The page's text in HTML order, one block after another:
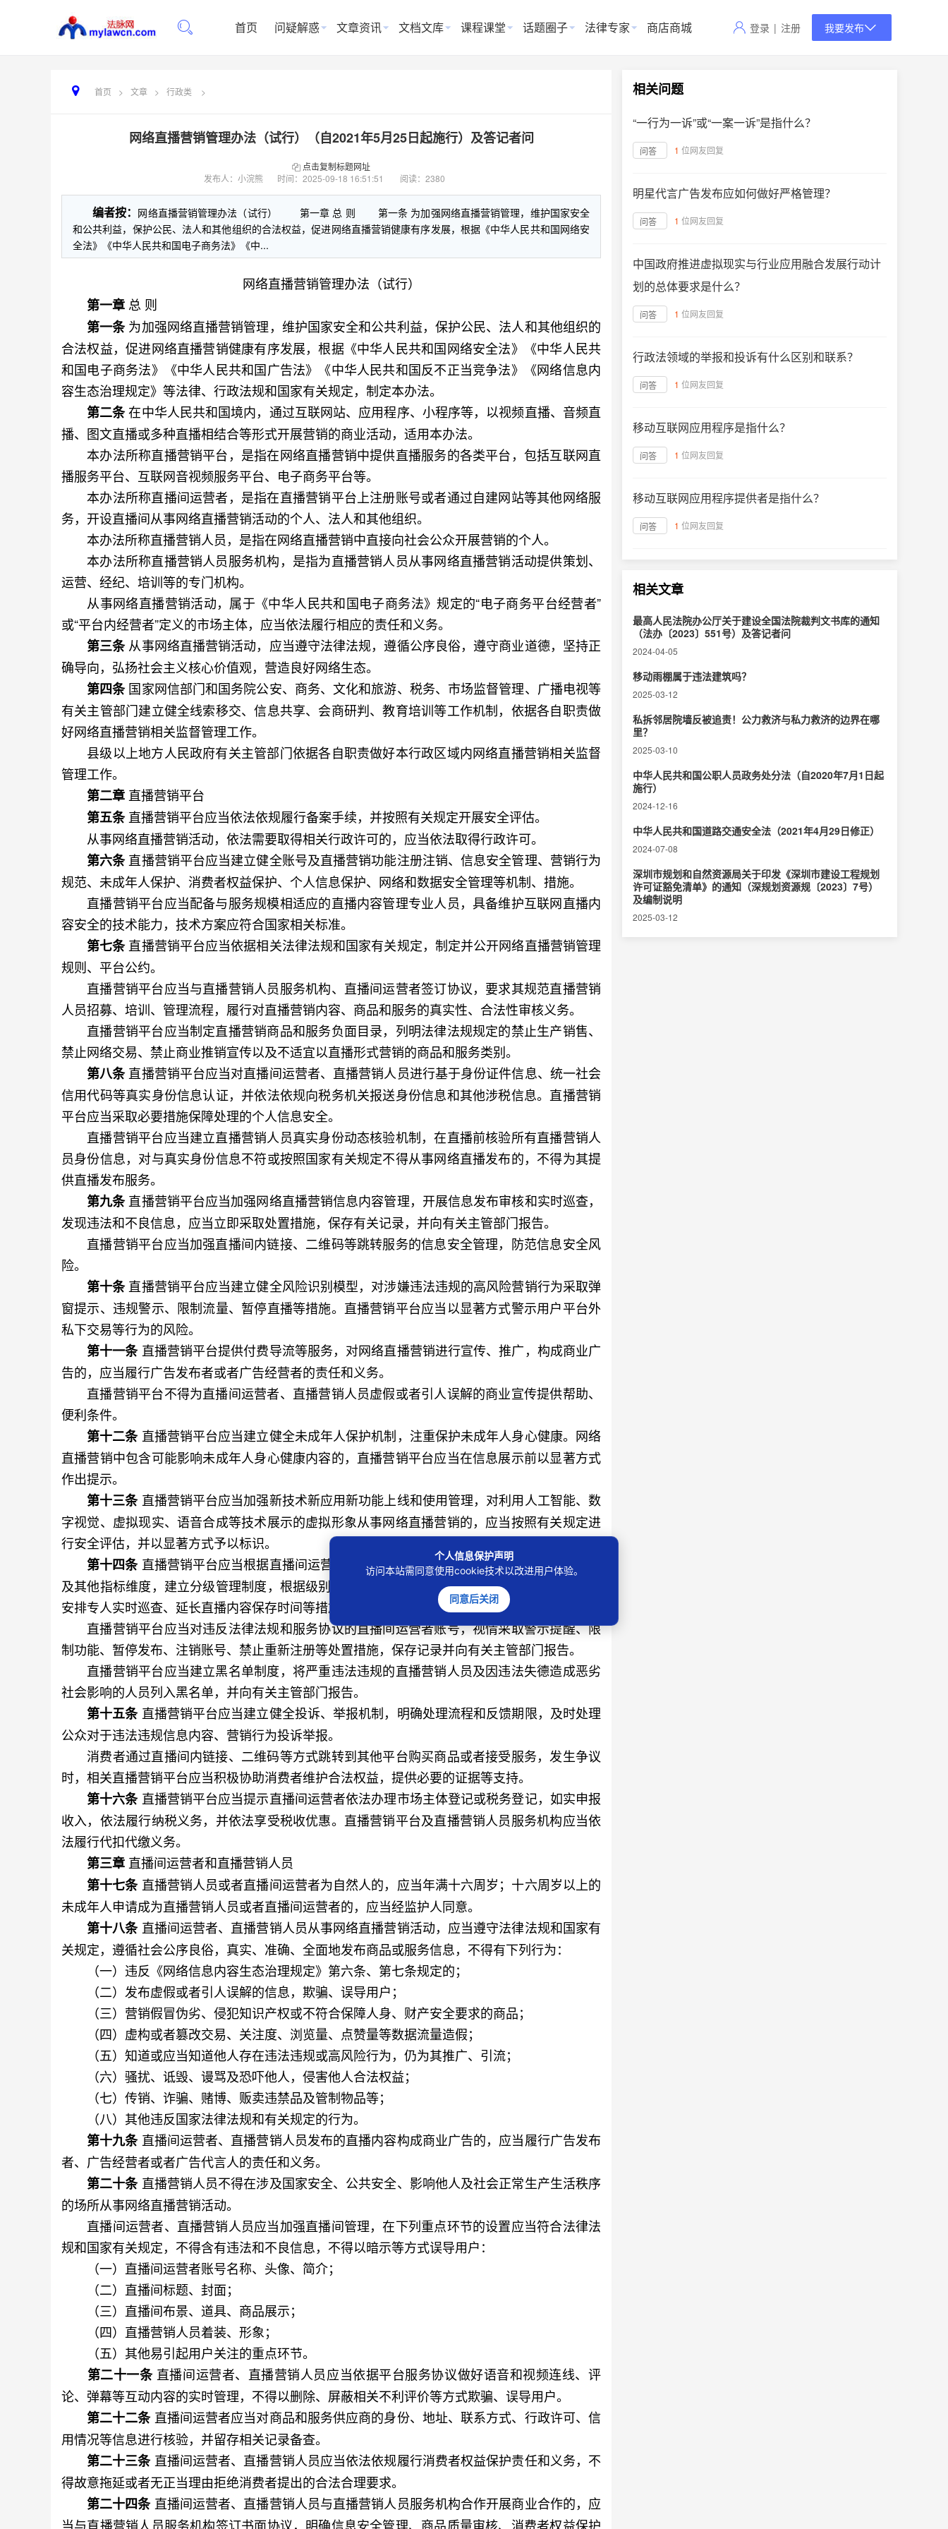
首页 问疑解惑 文章资讯 文档文库 课程课堂 话题圈子 法律专家 商店商城 登录 | 注册 我要发布
首页 > 文章 > 行政类 >
网络直播营销管理办法（试行）（自2021年5月25日起施行）及答记者问
点击复制标题网址
发布人：小浣熊
时间： 2025-09-18 16:51:51 阅读：2380
编者按： 网络直播营销管理办法（试行） 第一章 总 则 第一条 为加强网络直播营销管理，维护国家安全
和公共利益，保护公民、法人和其他组织的合法权益，促进网络直播营销健康有序发展，根据《中华人民共和国网络安
全法》《中华人民共和国电子商务法》《中...
网络直播营销管理办法（试行）
第一章 总 则
第一条为加强网络直播营销管理，维护国家安全和公共利益，保护公民、法人和其他组织的
合法权益，促进网络直播营销健康有序发展，根据《中华人民共和国网络安全法》《中华人民共
和国电子商务法》《中华人民共和国广告法》《中华人民共和国反不正当竞争法》《网络信息内
容生态治理规定》等法律、行政法规和国家有关规定，制定本办法。
第二条在中华人民共和国境内，通过互联网站、应用程序、小程序等，以视频直播、音频直
播、图文直播或多种直播相结合等形式开展营销的商业活动，适用本办法。
本办法所称直播营销平台，是指在网络直播营销中提供直播服务的各类平台，包括互联网直
播服务平台、互联网音视频服务平台、电子商务平台等。
本办法所称直播间运营者，是指在直播营销平台上注册账号或者通过自建网站等其他网络服
务，开设直播间从事网络直播营销活动的个人、法人和其他组织。
本办法所称直播营销人员，是指在网络直播营销中直接向社会公众开展营销的个人。
本办法所称直播营销人员服务机构，是指为直播营销人员从事网络直播营销活动提供策划、
运营、经纪、培训等的专门机构。
从事网络直播营销活动，属于《中华人民共和国电子商务法》规定的“电子商务平台经营者”
或“平台内经营者”定义的市场主体，应当依法履行相应的责任和义务。
第三条从事网络直播营销活动，应当遵守法律法规，遵循公序良俗，遵守商业道德，坚持正
确导向，弘扬社会主义核心价值观，营造良好网络生态。
第四条国家网信部门和国务院公安、商务、文化和旅游、税务、市场监督管理、广播电视等
有关主管部门建立健全线索移交、信息共享、会商研判、教育培训等工作机制，依据各自职责做
好网络直播营销相关监督管理工作。
县级以上地方人民政府有关主管部门依据各自职责做好本行政区域内网络直播营销相关监督
管理工作。
第二章 直播营销平台
第五条直播营销平台应当依法依规履行备案手续，并按照有关规定开展安全评估。
从事网络直播营销活动，依法需要取得相关行政许可的，应当依法取得行政许可。
第六条直播营销平台应当建立健全账号及直播营销功能注册注销、信息安全管理、营销行为
规范、未成年人保护、消费者权益保护、个人信息保护、网络和数据安全管理等机制、措施。
直播营销平台应当配备与服务规模相适应的直播内容管理专业人员，具备维护互联网直播内
容安全的技术能力，技术方案应符合国家相关标准。
第七条直播营销平台应当依据相关法律法规和国家有关规定，制定并公开网络直播营销管理
规则、平台公约。
直播营销平台应当与直播营销人员服务机构、直播间运营者签订协议，要求其规范直播营销
人员招募、培训、管理流程，履行对直播营销内容、商品和服务的真实性、合法性审核义务。
直播营销平台应当制定直播营销商品和服务负面目录，列明法律法规规定的禁止生产销售、
禁止网络交易、禁止商业推销宣传以及不适宜以直播形式营销的商品和服务类别。
第八条直播营销平台应当对直播间运营者、直播营销人员进行基于身份证件信息、统一社会
信用代码等真实身份信息认证，并依法依规向税务机关报送身份信息和其他涉税信息。直播营销
平台应当采取必要措施保障处理的个人信息安全。
直播营销平台应当建立直播营销人员真实身份动态核验机制，在直播前核验所有直播营销人
员身份信息，对与真实身份信息不符或按照国家有关规定不得从事网络直播发布的，不得为其提
供直播发布服务。
第九条直播营销平台应当加强网络直播营销信息内容管理，开展信息发布审核和实时巡查，
发现违法和不良信息，应当立即采取处置措施，保存有关记录，并向有关主管部门报告。
直播营销平台应当加强直播间内链接、二维码等跳转服务的信息安全管理，防范信息安全风
险。
第十条直播营销平台应当建立健全风险识别模型，对涉嫌违法违规的高风险营销行为采取弹
窗提示、违规警示、限制流量、暂停直播等措施。直播营销平台应当以显著方式警示用户平台外
私下交易等行为的风险。
第十一条直播营销平台提供付费导流等服务，对网络直播营销进行宣传、推广，构成商业广
告的，应当履行广告发布者或者广告经营者的责任和义务。
直播营销平台不得为直播间运营者、直播营销人员虚假或者引人误解的商业宣传提供帮助、
便利条件。
第十二条直播营销平台应当建立健全未成年人保护机制，注重保护未成年人身心健康。网络
直播营销中包含可能影响未成年人身心健康内容的，直播营销平台应当在信息展示前以显著方式
作出提示。
第十三条直播营销平台应当加强新技术新应用新功能上线和使用管理，对利用人工智能、数
字视觉、虚拟现实、语音合成等技术展示的虚拟形象从事网络直播营销的，应当按照有关规定进
行安全评估，并以显著方式予以标识。
第十四条直播营销平台应当根据直播间运营者账号合规情况、关注和访问量、交易量和金额
及其他指标维度，建立分级管理制度，根据级别确定服务范围及功能，对重点直播间运营者采取
安排专人实时巡查、延长直播内容保存时间等措施。
直播营销平台应当对违反法律法规和服务协议的直播间运营者账号，视情采取警示提醒、限
制功能、暂停发布、注销账号、禁止重新注册等处置措施，保存记录并向有关主管部门报告。
直播营销平台应当建立黑名单制度，将严重违法违规的直播营销人员及因违法失德造成恶劣
社会影响的人员列入黑名单，并向有关主管部门报告。
第十五条直播营销平台应当建立健全投诉、举报机制，明确处理流程和反馈期限，及时处理
公众对于违法违规信息内容、营销行为投诉举报。
消费者通过直播间内链接、二维码等方式跳转到其他平台购买商品或者接受服务，发生争议
时，相关直播营销平台应当积极协助消费者维护合法权益，提供必要的证据等支持。
第十六条直播营销平台应当提示直播间运营者依法办理市场主体登记或税务登记，如实申报
收入，依法履行纳税义务，并依法享受税收优惠。直播营销平台及直播营销人员服务机构应当依
法履行代扣代缴义务。
第三章 直播间运营者和直播营销人员
第十七条直播营销人员或者直播间运营者为自然人的，应当年满十六周岁；十六周岁以上的
未成年人申请成为直播营销人员或者直播间运营者的，应当经监护人同意。
第十八条直播间运营者、直播营销人员从事网络直播营销活动，应当遵守法律法规和国家有
关规定，遵循社会公序良俗，真实、准确、全面地发布商品或服务信息，不得有下列行为：
（一）违反《网络信息内容生态治理规定》第六条、第七条规定的；
（二）发布虚假或者引人误解的信息，欺骗、误导用户；
（三）营销假冒伪劣、侵犯知识产权或不符合保障人身、财产安全要求的商品；
（四）虚构或者篡改交易、关注度、浏览量、点赞量等数据流量造假；
（五）知道或应当知道他人存在违法违规或高风险行为，仍为其推广、引流；
（六）骚扰、诋毁、谩骂及恐吓他人，侵害他人合法权益；
（七）传销、诈骗、赌博、贩卖违禁品及管制物品等；
（八）其他违反国家法律法规和有关规定的行为。
第十九条直播间运营者、直播营销人员发布的直播内容构成商业广告的，应当履行广告发布
者、广告经营者或者广告代言人的责任和义务。
第二十条直播营销人员不得在涉及国家安全、公共安全、影响他人及社会正常生产生活秩序
的场所从事网络直播营销活动。
直播间运营者、直播营销人员应当加强直播间管理，在下列重点环节的设置应当符合法律法
规和国家有关规定，不得含有违法和不良信息，不得以暗示等方式误导用户：
（一）直播间运营者账号名称、头像、简介；
（二）直播间标题、封面；
（三）直播间布景、道具、商品展示；
（四）直播营销人员着装、形象；
（五）其他易引起用户关注的重点环节。
第二十一条直播间运营者、直播营销人员应当依据平台服务协议做好语音和视频连线、评
论、弹幕等互动内容的实时管理，不得以删除、屏蔽相关不利评价等方式欺骗、误导用户。
第二十二条直播间运营者应当对商品和服务供应商的身份、地址、联系方式、行政许可、信
用情况等信息进行核验，并留存相关记录备查。
第二十三条直播间运营者、直播营销人员应当依法依规履行消费者权益保护责任和义务，不
得故意拖延或者无正当理由拒绝消费者提出的合法合理要求。
第二十四条直播间运营者、直播营销人员与直播营销人员服务机构合作开展商业合作的，应
当与直播营销人员服务机构签订书面协议，明确信息安全管理、商品质量审核、消费者权益保护
相关问题
“一行为一诉”或“一案一诉”是指什么？
问答 1 位网友回复
明星代言广告发布应如何做好严格管理？
问答 1 位网友回复
中国政府推进虚拟现实与行业应用融合发展行动计
划的总体要求是什么？
问答 1 位网友回复
行政法领域的举报和投诉有什么区别和联系？
问答 1 位网友回复
移动互联网应用程序是指什么？
问答 1 位网友回复
移动互联网应用程序提供者是指什么？
问答 1 位网友回复
相关文章
最高人民法院办公厅关于建设全国法院裁判文书库的通知
（法办〔2023〕551号）及答记者问
2024-04-05
移动雨棚属于违法建筑吗？
2025-03-12
私拆邻居院墙反被追责！公力救济与私力救济的边界在哪
里？‌
2025-03-10
中华人民共和国公职人员政务处分法（自2020年7月1日起
施行）
2024-12-16
中华人民共和国道路交通安全法（2021年4月29日修正）
2024-07-08
深圳市规划和自然资源局关于印发《深圳市建设工程规划
许可证豁免清单》的通知（深规划资源规〔2023〕7号）
及编制说明
2025-03-12
个人信息保护声明
访问本站需同意使用cookie技术以改进用户体验。
同意后关闭